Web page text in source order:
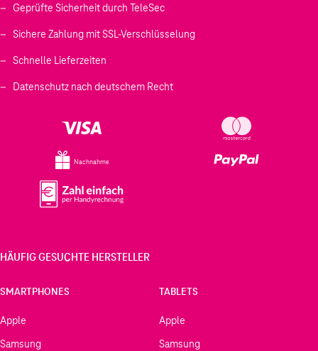
Geprüfte Sicherheit durch TeleSec
Sichere Zahlung mit SSL-Verschlüsselung
Schnelle Lieferzeiten
Datenschutz nach deutschem Recht
Nachnahme
HÄUFIG GESUCHTE HERSTELLER
SMARTPHONES
Apple
Samsung
TABLETS
Apple
Samsung